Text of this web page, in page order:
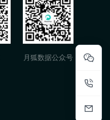
月狐数据公众号